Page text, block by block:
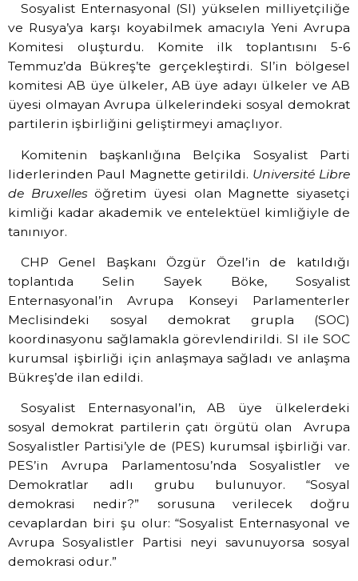
Sosyalist Enternasyonal (SI) yükselen milliyetçiliğe
ve Rusya’ya karşı koyabilmek amacıyla Yeni Avrupa
Komitesi oluşturdu. Komite ilk toplantısını 5-6
Temmuz’da Bükreş’te gerçekleştirdi. SI’in bölgesel
komitesi AB üye ülkeler, AB üye adayı ülkeler ve AB
üyesi olmayan Avrupa ülkelerindeki sosyal demokrat
partilerin işbirliğini geliştirmeyi amaçlıyor.
Komitenin başkanlığına Belçika Sosyalist Parti
liderlerinden Paul Magnette getirildi. Université Libre
de Bruxellesöğretim üyesi olan Magnette siyasetçi
kimliği kadar akademik ve entelektüel kimliğiyle de
tanınıyor.
CHP Genel Başkanı Özgür Özel’in de katıldığı
toplantıda Selin Sayek Böke, Sosyalist
Enternasyonal’in Avrupa Konseyi Parlamenterler
Meclisindeki sosyal demokrat grupla (SOC)
koordinasyonu sağlamakla görevlendirildi. SI ile SOC
kurumsal işbirliği için anlaşmaya sağladı ve anlaşma
Bükreş’de ilan edildi.
Sosyalist Enternasyonal’in, AB üye ülkelerdeki
sosyal demokrat partilerin çatı örgütü olan Avrupa
Sosyalistler Partisi’yle de (PES) kurumsal işbirliği var.
PES’in Avrupa Parlamentosu’nda Sosyalistler ve
Demokratlar adlı grubu bulunuyor. “Sosyal
demokrasi nedir?” sorusuna verilecek doğru
cevaplardan biri şu olur: “Sosyalist Enternasyonal ve
Avrupa Sosyalistler Partisi neyi savunuyorsa sosyal
demokrasi odur.”